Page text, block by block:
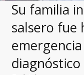
Su familia
salsero fue
diagnóstico